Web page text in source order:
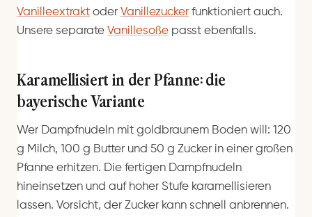
Vanilleextrakt oder Vanillezucker funktioniert auch.
Unsere separate Vanillesoße passt ebenfalls.
Karamellisiert in der Pfanne: die
bayerische Variante
Wer Dampfnudeln mit goldbraunem Boden will: 120
g Milch, 100 g Butter und 50 g Zucker in einer großen
Pfanne erhitzen. Die fertigen Dampfnudeln
hineinsetzen und auf hoher Stufe karamellisieren
lassen. Vorsicht, der Zucker kann schnell anbrennen.